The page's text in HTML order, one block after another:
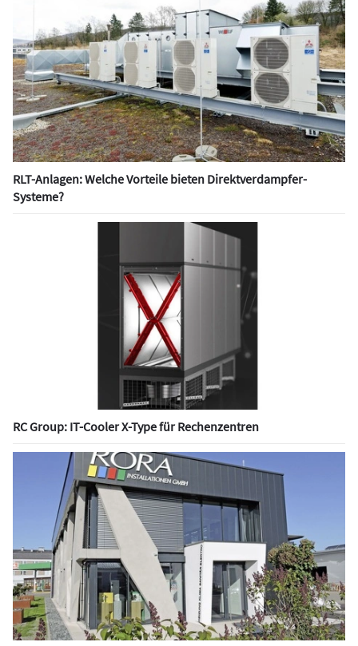
RLT-Anlagen: Welche Vorteile bieten Direktverdampfer-
Systeme?
RC Group: IT-Cooler X-Type für Rechenzentren